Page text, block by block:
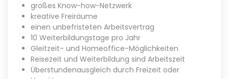
großes Know-how-Netzwerk
kreative Freiräume
einen unbefristeten Arbeitsvertrag
10 Weiterbildungstage pro Jahr
Gleitzeit- und Homeoffice-Möglichkeiten
Reisezeit und Weiterbildung sind Arbeitszeit
Überstundenausgleich durch Freizeit oder